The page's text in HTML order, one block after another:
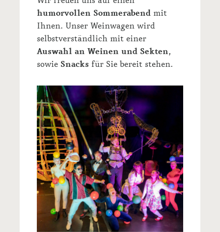
humorvollen Sommerabend mit
Ihnen. Unser Weinwagen wird
selbstverständlich mit einer
Auswahl an Weinen und Sekten,
sowie Snacks für Sie bereit stehen.